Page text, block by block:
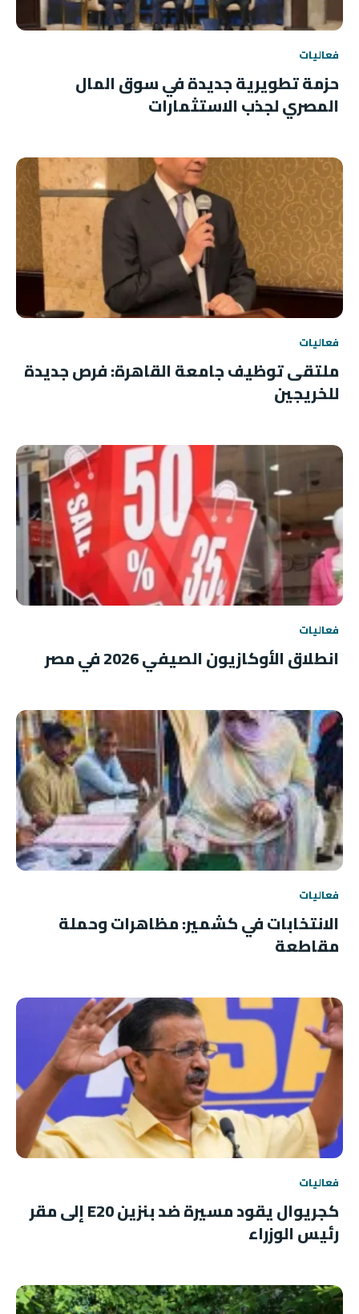
فعاليات
حزمة تطويرية جديدة في سوق المال
المصري لجذب الاستثمارات
فعاليات
ملتقى توظيف جامعة القاهرة: فرص جديدة
للخريجين
فعاليات
انطلاق الأوكازيون الصيفي 2026 في مصر
فعاليات
الانتخابات في كشمير: مظاهرات وحملة
مقاطعة
فعاليات
كجريوال يقود مسيرة ضد بنزين E20 إلى مقر
رئيس الوزراء